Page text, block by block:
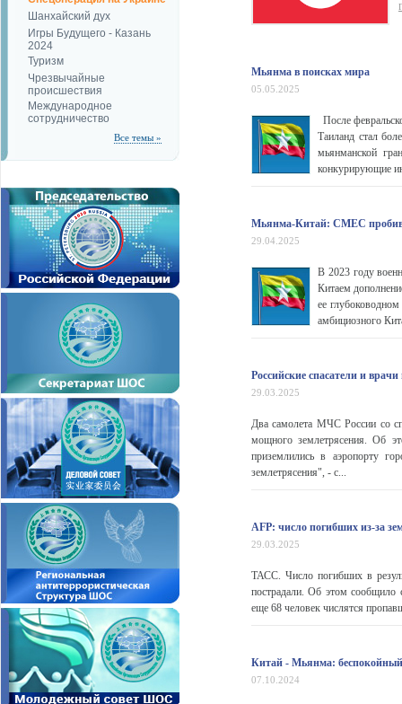
Шанхайский дух
Игры Будущего - Казань
2024
Туризм
Чрезвычайные
происшествия
Международное
сотрудничество
Все темы »
Мьянма в поисках мира
05.05.2025
После
Таиланд стал
мьянманской
конкурирующие
Мьянма-Китай: CMEC
29.04.2025
В 2023 году
Китаем
ее
амбициозного
Российские спасатели и
29.03.2025
Два самолета МЧС России со
мощного землетрясения. Об
приземлились в аэропорту
землетрясения", - с...
AFP: число погибших из-за
29.03.2025
ТАСС. Число погибших в
пострадали. Об этом сообщило
еще 68 человек числятся
Китай - Мьянма: беспокойный
07.10.2024